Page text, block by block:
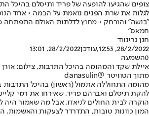
צופים שהגיעו להופעה של פריד ותיסלם בהיכל
לגלות את שרת הפנים נואמת על הבמה • אחד
"בושה" והורחק • מחוץ לדלתות האולם התפתחה
חמאס"
חנן גרינווד
28/2/2022, 12:53
,עודכן28/2/2022, 13:01
0השמעה
איילת שקד והמהומה בהיכל התרבות, צילום: אורן
מתוך הטוויטר @danasulin
מהומה התחוללה אתמול (ראשון) בהיכל התרבות
להקת תיסלם ואברהם פריד, שאירחו את רמי
הוקרה לבית החולים לניאדו. אבל מה שאמור היה
המון כוונות טובות, התדרדר לצעקות